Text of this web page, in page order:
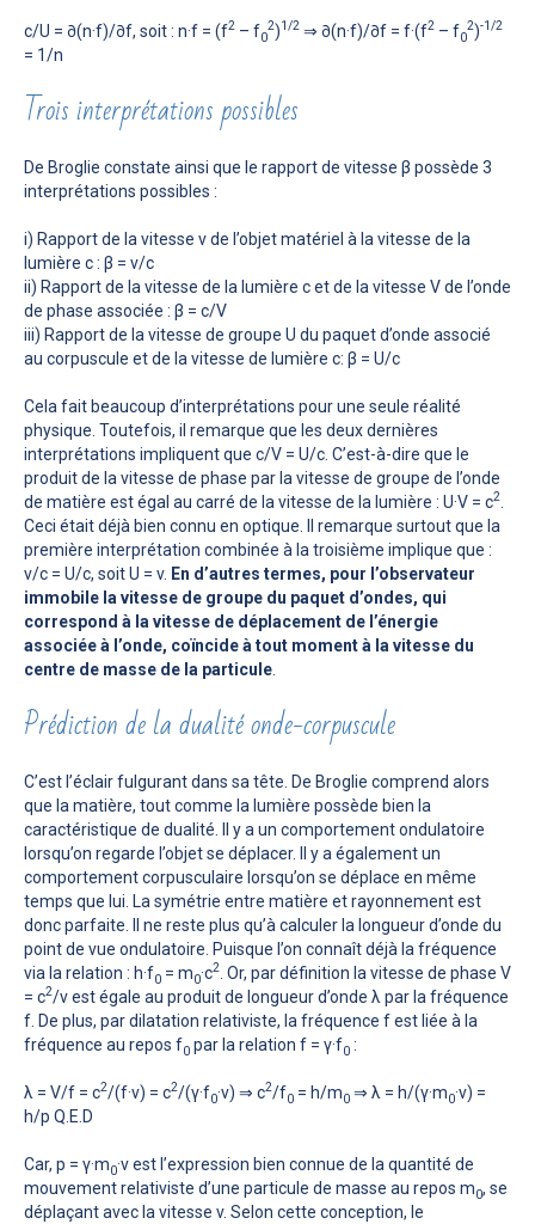
c/U = ∂(n·f)/∂f, soit : n·f = (f2 – f0
2)1/2 ⇒ ∂(n·f)/∂f = f·(f2 – f0
2)-1/2
= 1/n
Trois interprétations possibles
De Broglie constate ainsi que le rapport de vitesse β possède 3
interprétations possibles :
i) Rapport de la vitesse v de l’objet matériel à la vitesse de la
lumière c : β = v/c
ii) Rapport de la vitesse de la lumière c et de la vitesse V de l’onde
de phase associée : β = c/V
iii) Rapport de la vitesse de groupe U du paquet d’onde associé
au corpuscule et de la vitesse de lumière c: β = U/c
Cela fait beaucoup d’interprétations pour une seule réalité
physique. Toutefois, il remarque que les deux dernières
interprétations impliquent que c/V = U/c. C’est-à-dire que le
produit de la vitesse de phase par la vitesse de groupe de l’onde
de matière est égal au carré de la vitesse de la lumière : U·V = c2
Ceci était déjà bien connu en optique. Il remarque surtout que la
première interprétation combinée à la troisième implique que :
v/c = U/c, soit U = v. En d’autres termes, pour l’observateur
immobile la vitesse de groupe du paquet d’ondes, qui
correspond à la vitesse de déplacement de l’énergie
associée à l’onde, coïncide à tout moment à la vitesse du
centre de masse de la particule
Prédiction de la dualité onde-corpuscule
C’est l’éclair fulgurant dans sa tête. De Broglie comprend alors
que la matière, tout comme la lumière possède bien la
caractéristique de dualité. Il y a un comportement ondulatoire
lorsqu’on regarde l’objet se déplacer. Il y a également un
comportement corpusculaire lorsqu’on se déplace en même
temps que lui. La symétrie entre matière et rayonnement est
donc parfaite. Il ne reste plus qu’à calculer la longueur d’onde du
point de vue ondulatoire. Puisque l’on connaît déjà la fréquence
via la relation : h·f0 = m0·c2 . Or, par définition la vitesse de phase V
= c2/v est égale au produit de longueur d’onde λ par la fréquence
f. De plus, par dilatation relativiste, la fréquence f est liée à la
fréquence au repos f0 par la relation f = γ·f0 :
λ = V/f = c2/(f·v) = c2/(γ·f0·v) ⇒ c2/f0 = h/m0 ⇒ λ = h/(γ·m0·v) =
h/p Q.E.D
Car, p = γ·m0·v est l’expression bien connue de la quantité de
mouvement relativiste d’une particule de masse au repos m0, se
déplaçant avec la vitesse v. Selon cette conception, le